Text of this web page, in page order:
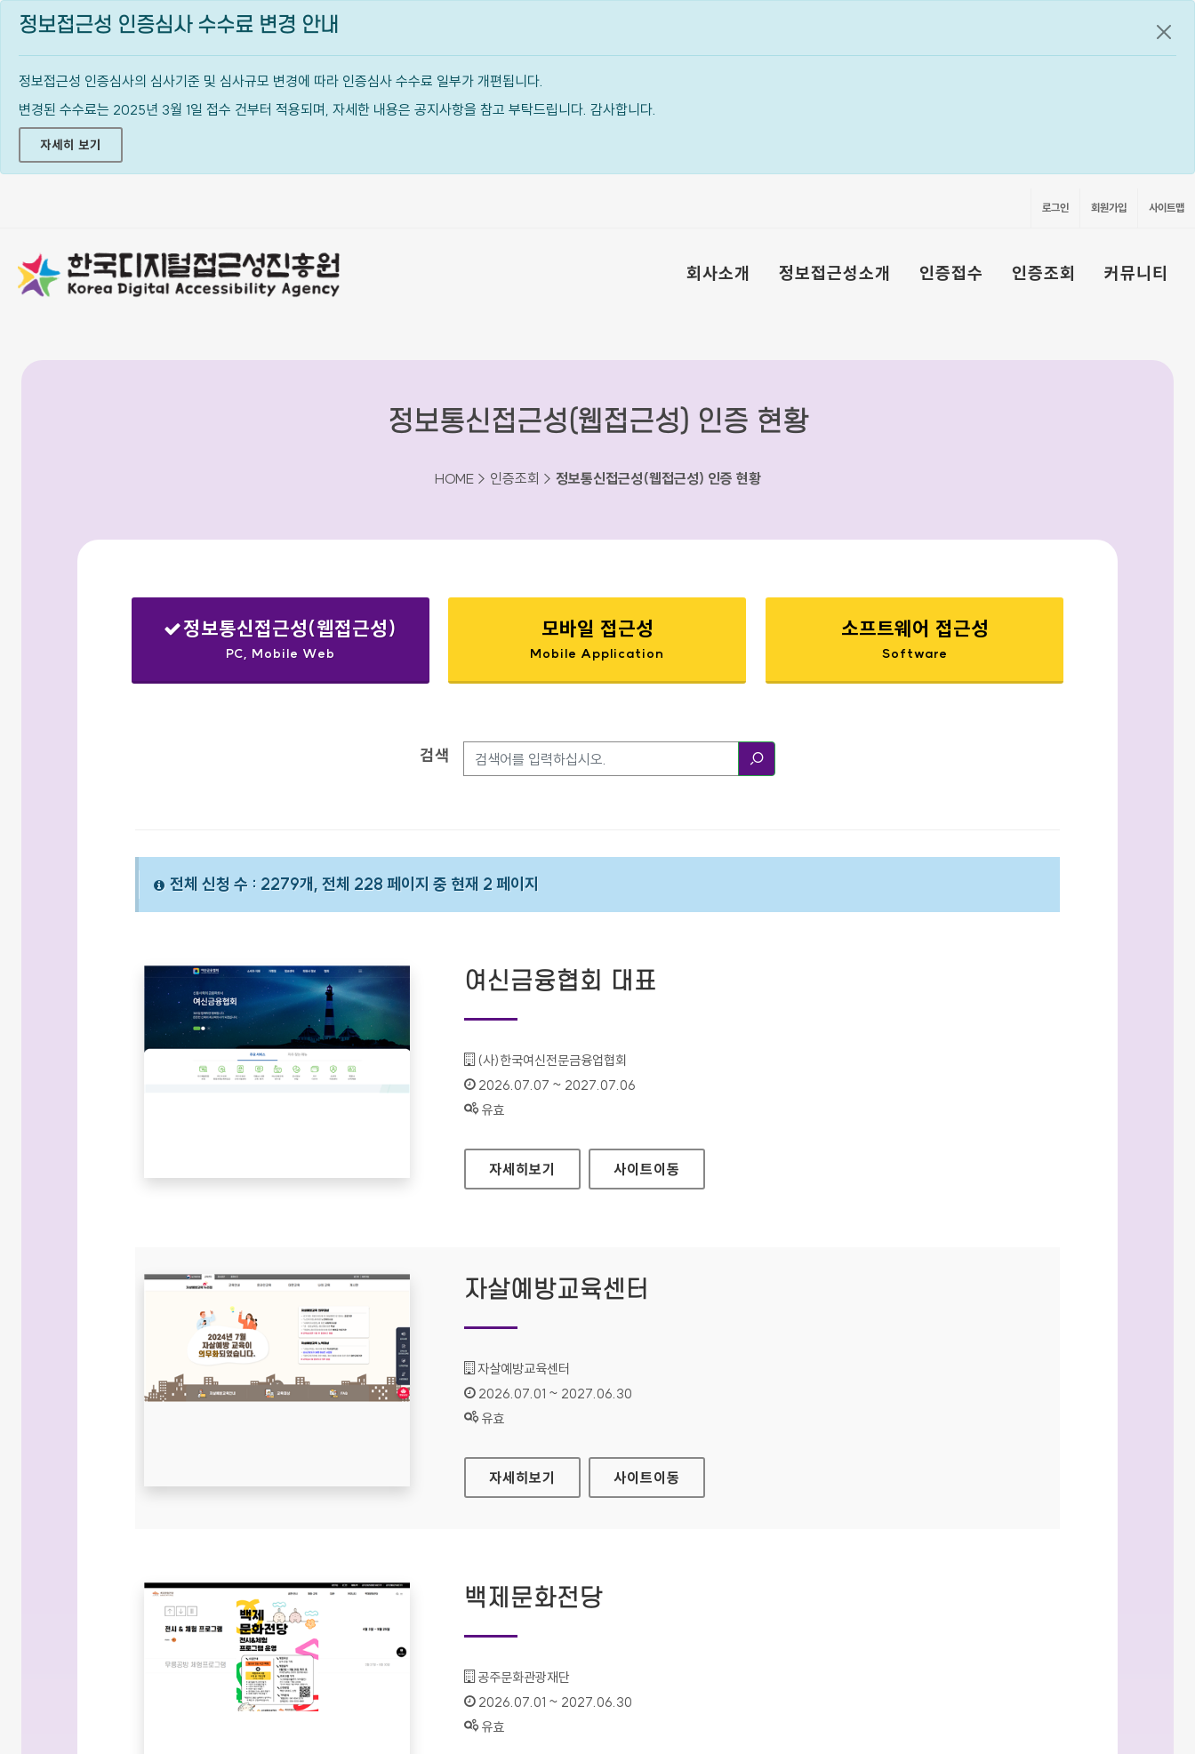
정보접근성 인증심사 수수료 변경 안내
정보접근성 인증심사의 심사기준 및 심사규모 변경에 따라 인증심사 수수료 일부가 개편됩니다.
변경된 수수료는 2025년 3월 1일 접수 건부터 적용되며, 자세한 내용은 공지사항을 참고 부탁드립니다. 감사합니다.
자세히 보기
공지
로그인 회원가입 사이트맵
회사소개 정보접근성소개 인증접수 인증조회 커뮤니티
정보통신접근성(웹접근성) 인증 현황
HOME > 인증조회 > 정보통신접근성(웹접근성) 인증 현황
정보통신접근성(웹접근성)
PC, Mobile Web
모바일 접근성
Mobile Application
소프트웨어 접근성
Software
검색
전체 신청 수 : 2279개, 전체 228 페이지 중 현재 2 페이지
여신금융협회 대표
기관명 :
(사)한국여신전문금융업협회
인증기간 :
2026.07.07 ~ 2027.07.06
상태 :
유효
여신금융협회 대표
자세히보기 사이트이동
자살예방교육센터
기관명 :
자살예방교육센터
인증기간 :
2026.07.01 ~ 2027.06.30
상태 :
유효
자살예방교육센터
자세히보기 사이트이동
백제문화전당
기관명 :
공주문화관광재단
인증기간 :
2026.07.01 ~ 2027.06.30
상태 :
유효